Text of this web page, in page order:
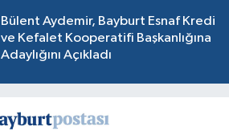
Bülent Aydemir, Bayburt Esnaf Kredi
ve Kefalet Kooperatifi Başkanlığına
Adaylığını Açıkladı